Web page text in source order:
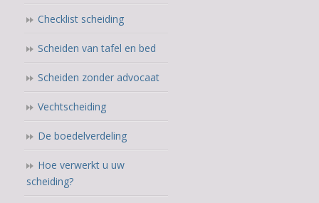
Checklist scheiding
Scheiden van tafel en bed
Scheiden zonder advocaat
Vechtscheiding
De boedelverdeling
Hoe verwerkt u uw
scheiding?